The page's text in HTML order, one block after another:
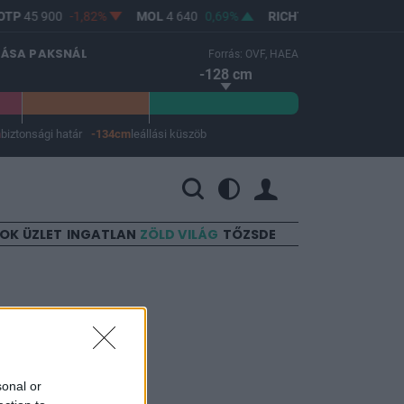
or
45 900 -1,82% MOL4 640 0,69% RICHTER
PAKSNÁL Forrás: OVF, HAEA
-128 cm
biztonsági határ -134cm leállási küszöb
ÜZLET INGATLAN ZÖLD VILÁG TŐZSDE